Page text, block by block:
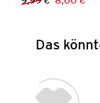
Vorheriger
Neuer
Das